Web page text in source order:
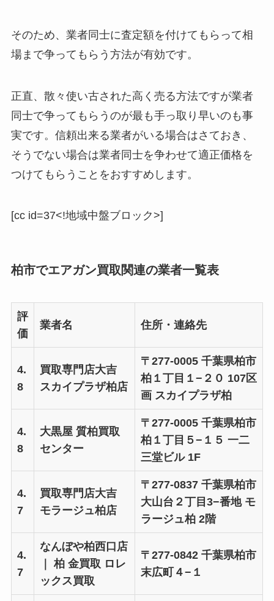
そのため、業者同士に査定額を付けてもらって相
場まで争ってもらう方法が有効です。
正直、散々使い古された高く売る方法ですが業者
同士で争ってもらうのが最も手っ取り早いのも事
実です。信頼出来る業者がいる場合はさておき、
そうでない場合は業者同士を争わせて適正価格を
つけてもらうことをおすすめします。
[cc id=37<!地域中盤ブロック>]
柏市でエアガン買取関連の業者一覧表
評
価
業者名 住所・連絡先
4.
8
買取専門店大吉
スカイプラザ柏店
〒277-0005 千葉県柏市
柏１丁目１−２０ 107区
画 スカイプラザ柏
4.
8
大黒屋 質柏買取
センター
〒277-0005 千葉県柏市
柏１丁目５−１５ 一二
三堂ビル 1F
4.
7
買取専門店大吉
モラージュ柏店
〒277-0837 千葉県柏市
大山台２丁目3−番地 モ
ラージュ柏 2階
4.
7
なんぼや柏西口店
｜ 柏 金買取 ロレ
ックス買取
〒277-0842 千葉県柏市
末広町４−１